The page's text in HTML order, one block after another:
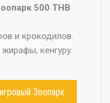
500 THB
и крокодилов.
кенгуру.
Зоопарк